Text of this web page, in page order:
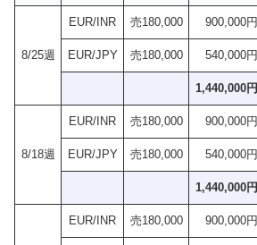
8/25週
EUR/INR 売180,000 900,000円
EUR/JPY 売180,000 540,000円
1,440,000円
8/18週
EUR/INR 売180,000 900,000円
EUR/JPY 売180,000 540,000円
1,440,000円
EUR/INR 売180,000 900,000円